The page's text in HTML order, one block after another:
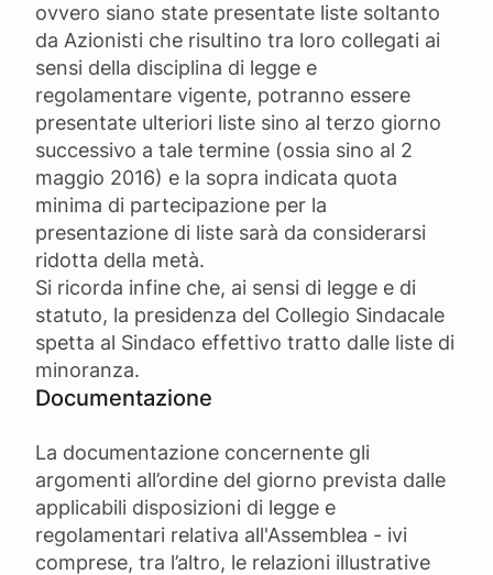
ovvero siano state presentate liste soltanto
da Azionisti che risultino tra loro collegati ai
sensi della disciplina di legge e
regolamentare vigente, potranno essere
presentate ulteriori liste sino al terzo giorno
successivo a tale termine (ossia sino al 2
maggio 2016) e la sopra indicata quota
minima di partecipazione per la
presentazione di liste sarà da considerarsi
ridotta della metà.
Si ricorda infine che, ai sensi di legge e di
statuto, la presidenza del Collegio Sindacale
spetta al Sindaco effettivo tratto dalle liste di
minoranza.
Documentazione
La documentazione concernente gli
argomenti all’ordine del giorno prevista dalle
applicabili disposizioni di legge e
regolamentari relativa all'Assemblea - ivi
comprese, tra l’altro, le relazioni illustrative